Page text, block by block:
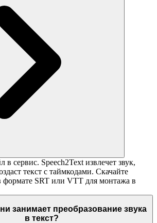
в сервис. Speech2Text извлечет звук,
текст с таймкодами. Скачайте
формате SRT или VTT для монтажа в
занимает преобразование звука
в текст?